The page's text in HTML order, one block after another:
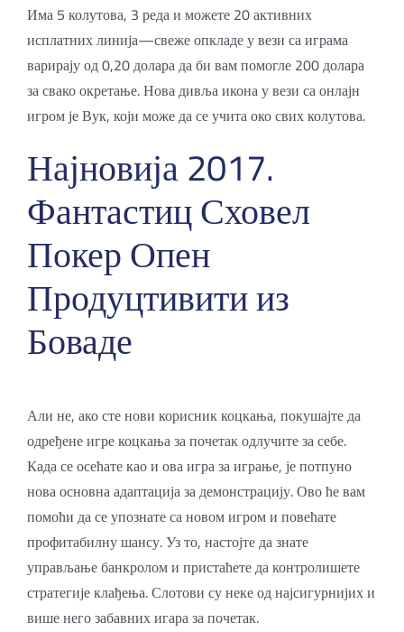
Има 5 колутова, 3 реда и можете 20 активних
исплатних линија—свеже опкладе у вези са играма
варирају од 0,20 долара да би вам помогле 200 долара
за свако окретање. Нова дивља икона у вези са онлајн
игром је Вук, који може да се учита око свих колутова.
Најновија 2017.
Фантастиц Сховел
Покер Опен
Продуцтивити из
Боваде
Али не, ако сте нови корисник коцкања, покушајте да
одређене игре коцкања за почетак одлучите за себе.
Када се осећате као и ова игра за играње, је потпуно
нова основна адаптација за демонстрацију. Ово ће вам
помоћи да се упознате са новом игром и повећате
профитабилну шансу. Уз то, настојте да знате
управљање банкролом и пристаћете да контролишете
стратегије клађења. Слотови су неке од најсигурнијих и
више него забавних игара за почетак.